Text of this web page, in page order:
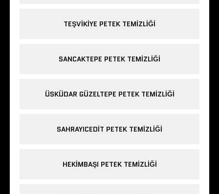
TEŞVIKIYE PETEK TEMIZLIĞI
SANCAKTEPE PETEK TEMIZLIĞI
ÜSKÜDAR GÜZELTEPE PETEK TEMIZLIĞI
SAHRAYICEDIT PETEK TEMIZLIĞI
HEKIMBAŞI PETEK TEMIZLIĞI